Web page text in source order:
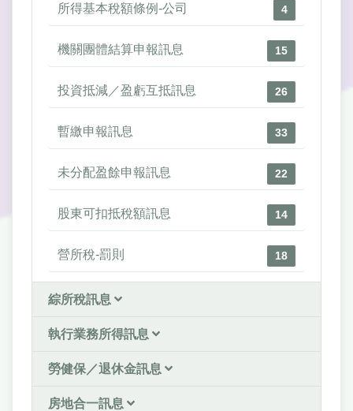
所得基本稅額條例-公司 4
機關團體結算申報訊息 15
投資抵減／盈虧互抵訊息 26
暫繳申報訊息 33
未分配盈餘申報訊息 22
股東可扣抵稅額訊息 14
營所稅-罰則 18
綜所稅訊息
執行業務所得訊息
勞健保／退休金訊息
房地合一訊息